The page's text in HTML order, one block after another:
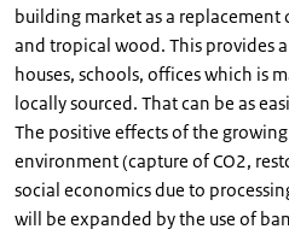
building market as a
and tropical wood. This provides
houses, schools, offices which is
locally sourced. That can be as
The positive effects of the
environment (capture of CO2,
social economics due to
will be expanded by the use of